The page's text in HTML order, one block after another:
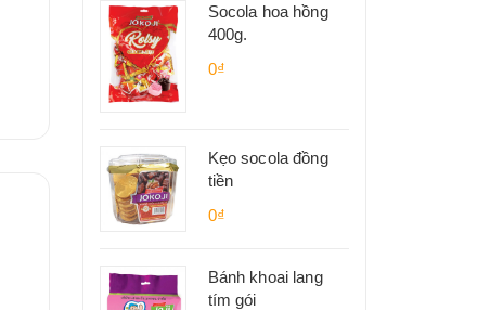
Socola hoa hồng
400g.
0₫
Kẹo socola đồng
tiền
0₫
Bánh khoai lang
tím gói